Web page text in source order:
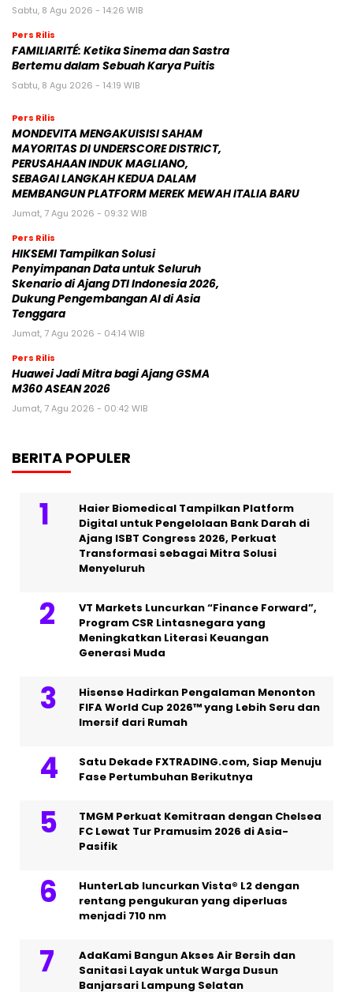
Sabtu, 8 Agu 2026 - 14:26 WIB
Pers Rilis
FAMILIARITÉ: Ketika Sinema dan Sastra
Bertemu dalam Sebuah Karya Puitis
Sabtu, 8 Agu 2026 - 14:19 WIB
Pers Rilis
MONDEVITA MENGAKUISISI SAHAM
MAYORITAS DI UNDERSCORE DISTRICT,
PERUSAHAAN INDUK MAGLIANO,
SEBAGAI LANGKAH KEDUA DALAM
MEMBANGUN PLATFORM MEREK MEWAH ITALIA BARU
Jumat, 7 Agu 2026 - 09:32 WIB
Pers Rilis
HIKSEMI Tampilkan Solusi
Penyimpanan Data untuk Seluruh
Skenario di Ajang DTI Indonesia 2026,
Dukung Pengembangan AI di Asia
Tenggara
Jumat, 7 Agu 2026 - 04:14 WIB
Pers Rilis
Huawei Jadi Mitra bagi Ajang GSMA
M360 ASEAN 2026
Jumat, 7 Agu 2026 - 00:42 WIB
BERITA POPULER
Haier Biomedical Tampilkan Platform
Digital untuk Pengelolaan Bank Darah di
Ajang ISBT Congress 2026, Perkuat
Transformasi sebagai Mitra Solusi
Menyeluruh
VT Markets Luncurkan “Finance Forward”,
Program CSR Lintasnegara yang
Meningkatkan Literasi Keuangan
Generasi Muda
Hisense Hadirkan Pengalaman Menonton
FIFA World Cup 2026™ yang Lebih Seru dan
Imersif dari Rumah
Satu Dekade FXTRADING.com, Siap Menuju
Fase Pertumbuhan Berikutnya
TMGM Perkuat Kemitraan dengan Chelsea
FC Lewat Tur Pramusim 2026 di Asia-
Pasifik
HunterLab luncurkan Vista® L2 dengan
rentang pengukuran yang diperluas
menjadi 710 nm
AdaKami Bangun Akses Air Bersih dan
Sanitasi Layak untuk Warga Dusun
Banjarsari Lampung Selatan